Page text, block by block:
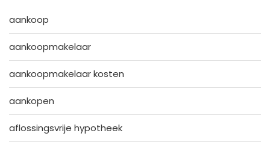
aankoop
aankoopmakelaar
aankoopmakelaar kosten
aankopen
aflossingsvrije hypotheek